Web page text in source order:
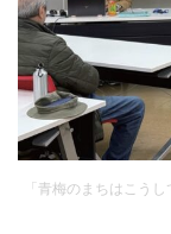
「青梅のまちはこう